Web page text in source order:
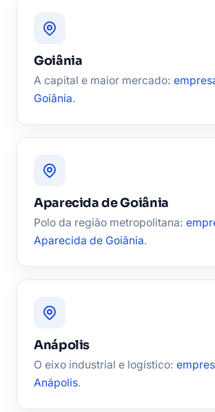
Goiânia
A capital e maior mercado:
Goiânia.
Aparecida de Goiânia
Polo da região metropolitana:
Aparecida de Goiânia.
Anápolis
O eixo industrial e logístico:
Anápolis.